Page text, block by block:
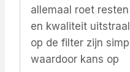
allemaal roet
en kwaliteit
op de filter zijn
waardoor kans op